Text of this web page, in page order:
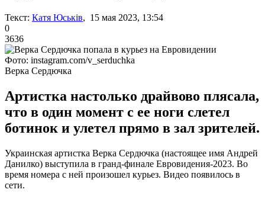
Текст: Катя Юськів, 15 мая 2023, 13:54
0
3636
Фото: instagram.com/v_serduchka
Верка Сердючка
Артистка настолько драйвово плясала,
что в один момент с ее ноги слетел
ботинок и улетел прямо в зал зрителей.
Украинская артистка Верка Сердючка (настоящее имя Андрей
Данилко) выступила в гранд-финале Евровидения-2023. Во
время номера с ней произошел курьез. Видео появилось в
сети.